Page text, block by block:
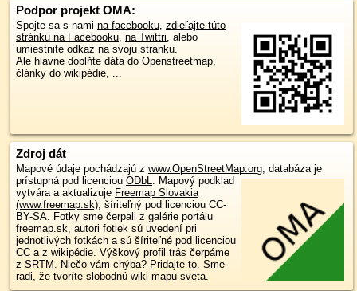
Podpor projekt OMA:
Spojte sa s nami na facebooku, zdieľajte túto
stránku na Facebooku, na Twittri, alebo
umiestnite odkaz na svoju stránku.
Ale hlavne doplňte dáta do Openstreetmap,
články do wikipédie, ...
Zdroj dát
Mapové údaje pochádzajú z www.OpenStreetMap.org, databáza je
prístupná pod licenciou ODbL. Mapový podklad
vytvára a aktualizuje Freemap Slovakia
(www.freemap.sk), šíriteľný pod licenciou CC-
BY-SA. Fotky sme čerpali z galérie portálu
freemap.sk, autori fotiek sú uvedení pri
jednotlivých fotkách a sú šíriteľné pod licenciou
CC a z wikipédie. Výškový profil trás čerpáme
z SRTM . Niečo vám chýba? Pridajte to. Sme
radi, že tvoríte slobodnú wiki mapu sveta.